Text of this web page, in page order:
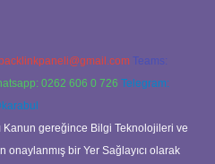
backlinkpaneli@gmail.com Teams:
0262 606 0 726 Telegram:
Kanun gereğince Bilgi Teknolojileri ve
onaylanmış bir Yer Sağlayıcı olarak